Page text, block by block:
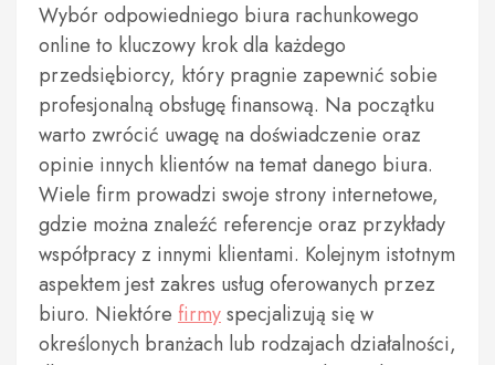
Wybór odpowiedniego biura rachunkowego
online to kluczowy krok dla każdego
przedsiębiorcy, który pragnie zapewnić sobie
profesjonalną obsługę finansową. Na początku
warto zwrócić uwagę na doświadczenie oraz
opinie innych klientów na temat danego biura.
Wiele firm prowadzi swoje strony internetowe,
gdzie można znaleźć referencje oraz przykłady
współpracy z innymi klientami. Kolejnym istotnym
aspektem jest zakres usług oferowanych przez
biuro. Niektóre firmyspecjalizują się w
określonych branżach lub rodzajach działalności,